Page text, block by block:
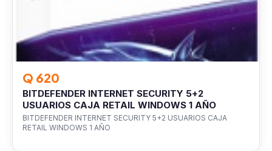
Q 620
BITDEFENDER INTERNET SECURITY 5+2
USUARIOS CAJA RETAIL WINDOWS 1 AÑO
BITDEFENDER INTERNET SECURITY 5+2 USUARIOS CAJA
RETAIL WINDOWS 1 AÑO